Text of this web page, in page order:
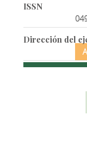
ISSN
Dirección del